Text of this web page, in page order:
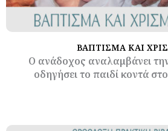
ΒΑΠΤΙΣΜΑ ΚΑΙ
Ο ανάδοχος αναλαμβάνει
οδηγήσει το παιδί κοντά